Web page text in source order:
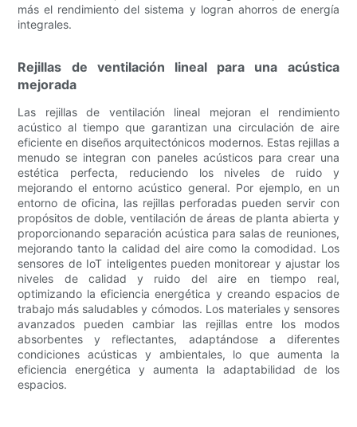
más el rendimiento del sistema y logran ahorros de energía
integrales.
Rejillas de ventilación lineal para una acústica
mejorada
Las rejillas de ventilación lineal mejoran el rendimiento
acústico al tiempo que garantizan una circulación de aire
eficiente en diseños arquitectónicos modernos. Estas rejillas a
menudo se integran con paneles acústicos para crear una
estética perfecta, reduciendo los niveles de ruido y
mejorando el entorno acústico general. Por ejemplo, en un
entorno de oficina, las rejillas perforadas pueden servir con
propósitos de doble, ventilación de áreas de planta abierta y
proporcionando separación acústica para salas de reuniones,
mejorando tanto la calidad del aire como la comodidad. Los
sensores de IoT inteligentes pueden monitorear y ajustar los
niveles de calidad y ruido del aire en tiempo real,
optimizando la eficiencia energética y creando espacios de
trabajo más saludables y cómodos. Los materiales y sensores
avanzados pueden cambiar las rejillas entre los modos
absorbentes y reflectantes, adaptándose a diferentes
condiciones acústicas y ambientales, lo que aumenta la
eficiencia energética y aumenta la adaptabilidad de los
espacios.